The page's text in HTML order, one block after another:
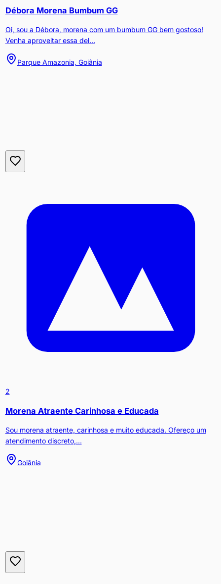
Débora Morena Bumbum GG
Oi, sou a Débora, morena com um bumbum GG bem gostoso!
Venha aproveitar essa del...
Parque Amazonia, Goiânia
2
Morena Atraente Carinhosa e Educada
Sou morena atraente, carinhosa e muito educada. Ofereço um
atendimento discreto,...
Goiânia